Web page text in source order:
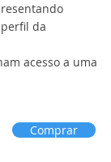
da
acesso a uma
Comprar